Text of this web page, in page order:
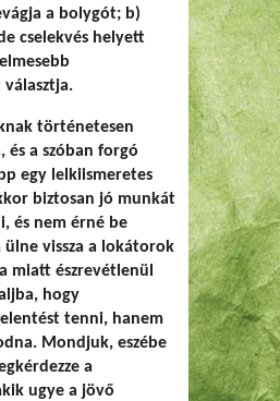
a bolygót; b)
cselekvés helyett
történetesen
és a szóban forgó
egy lelkiismeretes
biztosan jó munkát
és nem érné be
vissza a lokátorok
miatt észrevétlenül
hogy
tenni, hanem
Mondjuk, eszébe
a
ugye a jövő